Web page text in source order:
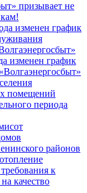
призывает не
изменен график
изменен график
помещений
периода
районов
к
качество